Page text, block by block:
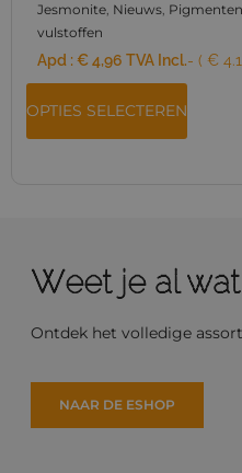
Jesmonite, Nieuws,
vulstoffen
Apd :€4,96 TVA Incl.- ( €
OPTIES SELECTEREN
Weet je al
Ontdek het volledige
NAAR DE ESHOP